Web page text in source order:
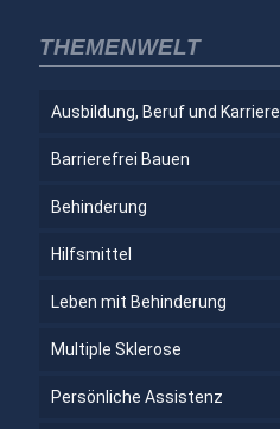
THEMENWELT
Ausbildung, Beruf und Karriere
Barrierefrei Bauen
Behinderung
Hilfsmittel
Leben mit Behinderung
Multiple Sklerose
Persönliche Assistenz